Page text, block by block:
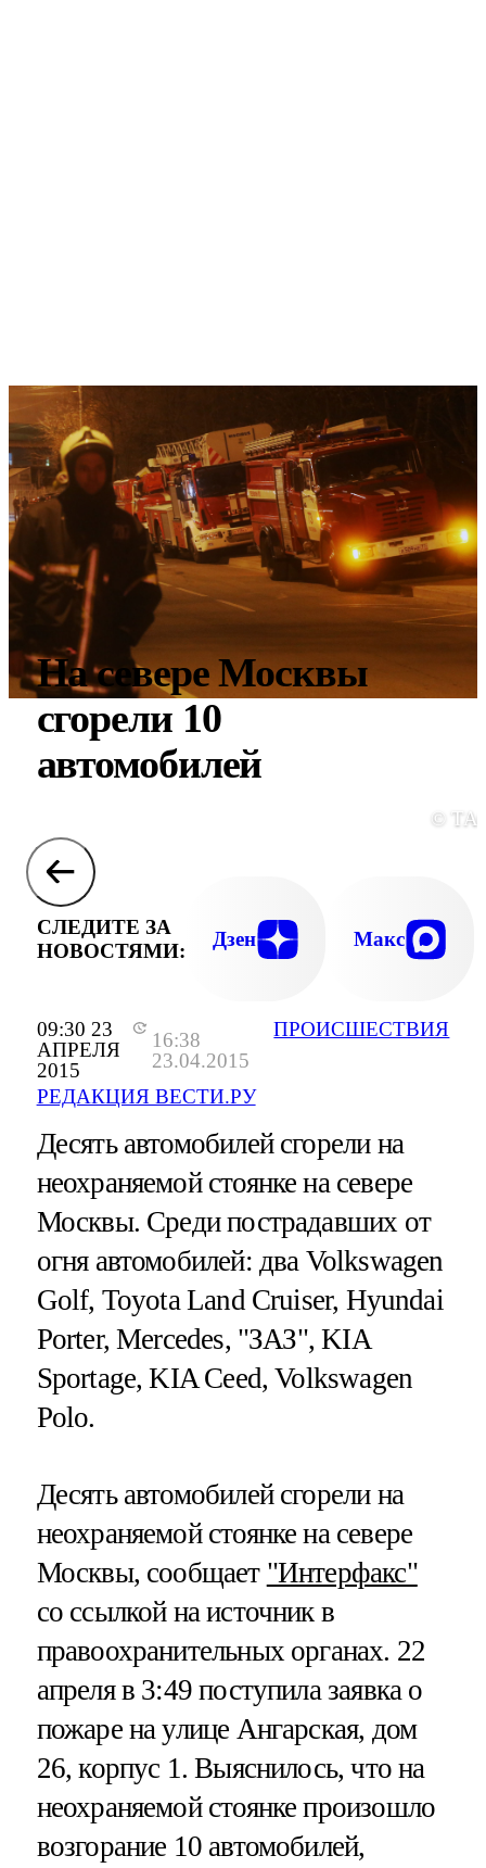
09:30 23
АПРЕЛЯ
2015
16:38
23.04.2015
РЕДАКЦИЯ ВЕСТИ.РУ
ПРОИСШЕСТВИЯ
На севере Москвы
сгорели 10
автомобилей
©
СЛЕДИТЕ ЗА
НОВОСТЯМИ:
Дзен Макс
Десять автомобилей сгорели на
неохраняемой стоянке на севере
Москвы. Среди пострадавших от
огня автомобилей: два Volkswagen
Golf, Toyota Land Cruiser, Hyundai
Porter, Mercedes, "ЗАЗ", KIA
Sportage, KIA Ceed, Volkswagen
Polo.
Десять автомобилей сгорели на
неохраняемой стоянке на севере
Москвы, сообщает "Интерфакс"
со ссылкой на источник в
правоохранительных органах. 22
апреля в 3:49 поступила заявка о
пожаре на улице Ангарская, дом
26, корпус 1. Выяснилось, что на
неохраняемой стоянке произошло
возгорание 10 автомобилей,